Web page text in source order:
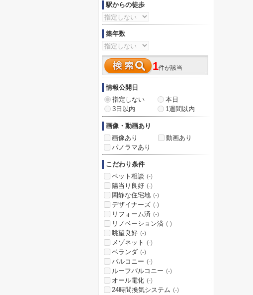
駅からの徒歩
築年数
1件が該当
情報公開日
指定しない
本日
3日以内
1週間以内
画像・動画あり
画像あり
動画あり
パノラマあり
こだわり条件
ペット相談 (-)
陽当り良好 (-)
閑静な住宅地 (-)
デザイナーズ (-)
リフォーム済 (-)
リノベーション済 (-)
眺望良好 (-)
メゾネット (-)
ベランダ (-)
バルコニー (-)
ルーフバルコニー (-)
オール電化 (-)
24時間換気システム (-)